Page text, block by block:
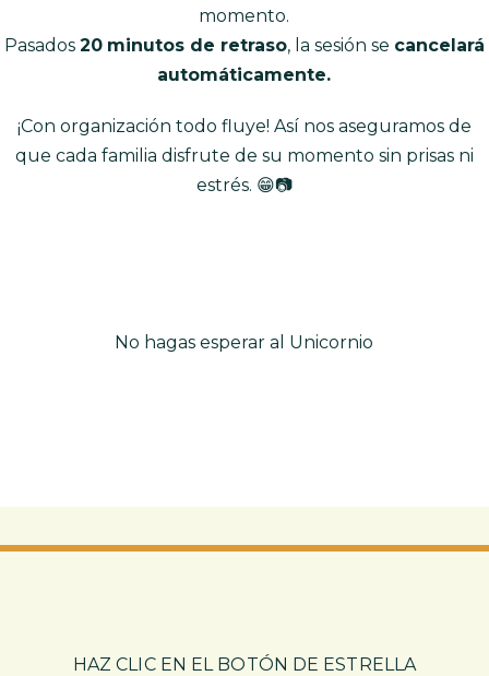
momento.
Pasados 20 minutos de retraso, la sesión se cancelará
automáticamente.
¡Con organización todo fluye! Así nos aseguramos de
que cada familia disfrute de su momento sin prisas ni
estrés. 😁📷
No hagas esperar al Unicornio
HAZ CLIC EN EL BOTÓN DE ESTRELLA